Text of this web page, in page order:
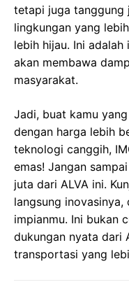
tetapi juga tanggung
lingkungan yang
lebih hijau. Ini
akan membawa
masyarakat.
Jadi, buat kamu
dengan harga lebih
teknologi canggih,
emas! Jangan
juta dari ALVA ini.
langsung
impianmu. Ini bukan
dukungan nyata dari
transportasi yang